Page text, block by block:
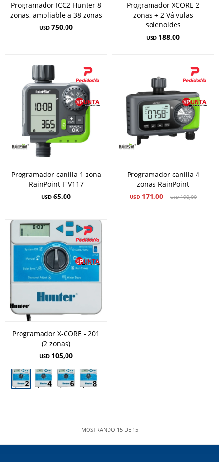
Programador ICC2 Hunter 8
zonas, ampliable a 38 zonas
USD 750,00
Programador XCORE 2
zonas + 2 Válvulas
solenoides
USD 188,00
Programador canilla 1 zona
RainPoint ITV117
USD 65,00
Programador canilla 4
zonas RainPoint
USD 171,00 USD190,00
Programador X-CORE - 201
(2 zonas)
USD 105,00
MOSTRANDO 15DE 15